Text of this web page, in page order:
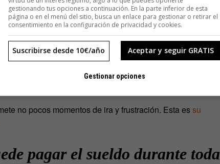
June 22, 2017
no pocos momentos de ira y frustración. Esta essu
pagar el sueldo durante toda
gestionando tus opciones a continuación. En la parte inferior de esta
página o en el menú del sitio, busca un enlace para gestionar o retirar el
consentimiento en la configuración de privacidad y cookies.
Aceptar y seguir GRATIS
Suscribirse desde 10€/año
Gestionar opciones